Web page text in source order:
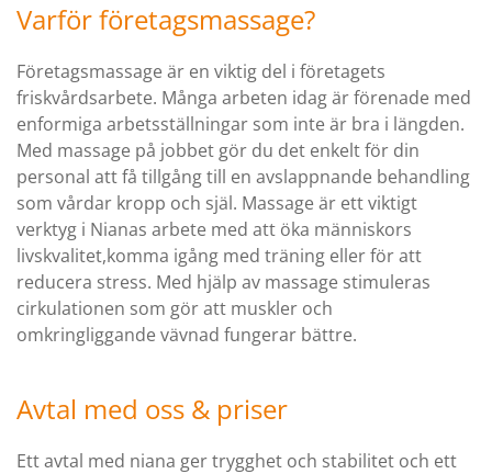
Varför företagsmassage?
Företagsmassage är en viktig del i företagets
friskvårdsarbete. Många arbeten idag är förenade med
enformiga arbetsställningar som inte är bra i längden.
Med massage på jobbet gör du det enkelt för din
personal att få tillgång till en avslappnande behandling
som vårdar kropp och själ. Massage är ett viktigt
verktyg i Nianas arbete med att öka människors
livskvalitet,komma igång med träning eller för att
reducera stress. Med hjälp av massage stimuleras
cirkulationen som gör att muskler och
omkringliggande vävnad fungerar bättre.
Avtal med oss & priser
Ett avtal med niana ger trygghet och stabilitet och ett